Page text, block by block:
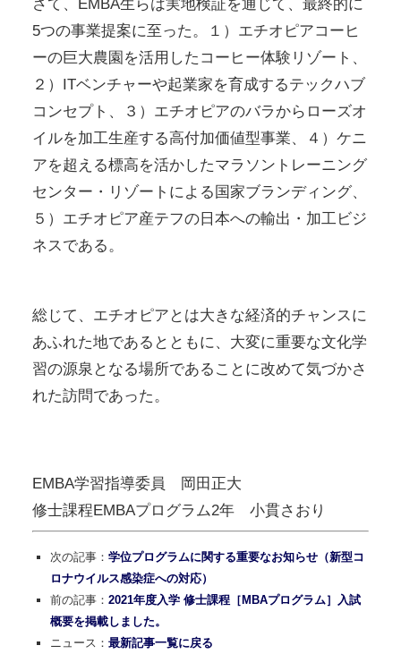
さて、EMBA生らは実地検証を通じて、最終的に
5つの事業提案に至った。１）エチオピアコーヒ
ーの巨大農園を活用したコーヒー体験リゾート、
２）ITベンチャーや起業家を育成するテックハブ
コンセプト、３）エチオピアのバラからローズオ
イルを加工生産する高付加価値型事業、４）ケニ
アを超える標高を活かしたマラソントレーニング
センター・リゾートによる国家ブランディング、
５）エチオピア産テフの日本への輸出・加工ビジ
ネスである。
総じて、エチオピアとは大きな経済的チャンスに
あふれた地であるとともに、大変に重要な文化学
習の源泉となる場所であることに改めて気づかさ
れた訪問であった。
EMBA学習指導委員 岡田正大
修士課程EMBAプログラム2年 小貫さおり
次の記事： 学位プログラムに関する重要なお知らせ（新型コ
ロナウイルス感染症への対応）
前の記事： 2021年度入学 修士課程［MBAプログラム］入試
概要を掲載しました。
ニュース： 最新記事一覧に戻る